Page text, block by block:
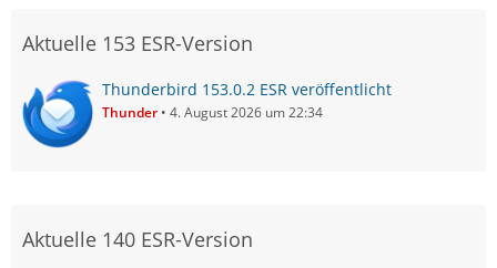
Aktuelle 153 ESR-Version
Thunderbird 153.0.2 ESR veröffentlicht
Thunder 4. August 2026 um 22:34
Aktuelle 140 ESR-Version